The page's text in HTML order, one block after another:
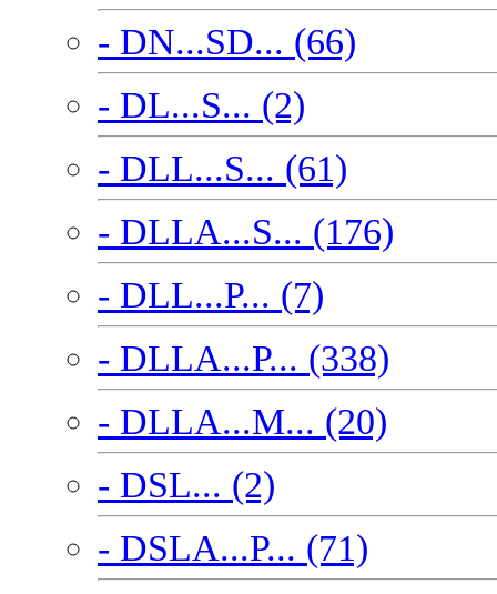
- DN...SD... (66)
- DL...S... (2)
- DLL...S... (61)
- DLLA...S... (176)
- DLL...P... (7)
- DLLA...P... (338)
- DLLA...M... (20)
- DSL... (2)
- DSLA...P... (71)